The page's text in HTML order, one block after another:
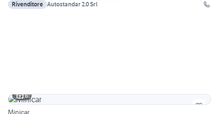
Rivenditore Autostandar 2.0 Srl
6
Minicar